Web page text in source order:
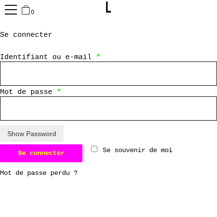
0
Se connecter
Identifiant ou e-mail *
Mot de passe *
Se souvenir de moi
Se connecter
Mot de passe perdu ?